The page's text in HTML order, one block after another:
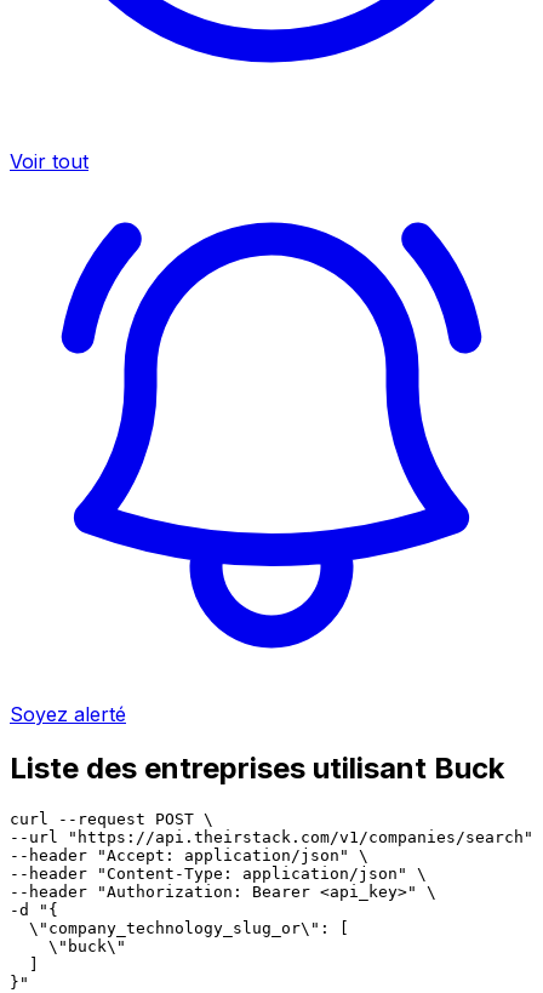
Voir tout
Soyez alerté
Liste des entreprises utilisant Buck
curl --request POST \
--url "https://api.theirstack.com/v1/companies/search"
--header "Accept: application/json" \
--header "Content-Type: application/json" \
--header "Authorization: Bearer <api_key>" \
-d "{
  \"company_technology_slug_or\": [
    \"buck\"
  ]
}"